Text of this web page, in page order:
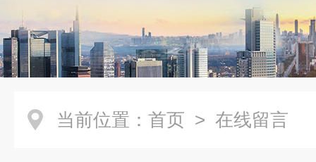
当前位置： 首页 > 在线留言